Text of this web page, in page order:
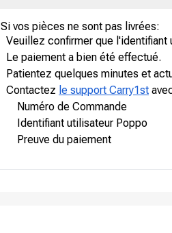
Si vos pièces ne sont pas livrées:
Veuillez confirmer que
Le paiement a bien été effectué.
Patientez quelques minutes et
Contactez le support Carry1st
Numéro de Commande
Identifiant utilisateur Poppo
Preuve du paiement